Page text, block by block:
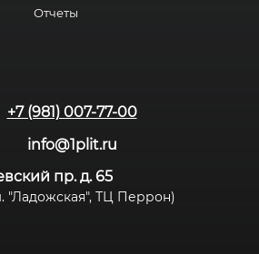
Отчеты
+7 (981) 007-77-00
info@1plit.ru
пр. д. 65
"Ладожская", ТЦ Перрон)